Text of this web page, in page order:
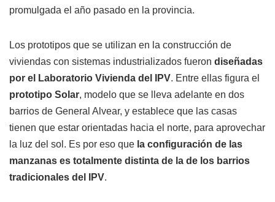
promulgada el año pasado en la provincia.
Los prototipos que se utilizan en la construcción de
viviendas con sistemas industrializados fueron diseñadas
por el Laboratorio Vivienda del IPV. Entre ellas figura el
prototipo Solar, modelo que se lleva adelante en dos
barrios de General Alvear, y establece que las casas
tienen que estar orientadas hacia el norte, para aprovechar
la luz del sol. Es por eso que la configuración de las
manzanas es totalmente distinta de la de los barrios
tradicionales del IPV.